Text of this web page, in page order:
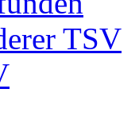
TSV